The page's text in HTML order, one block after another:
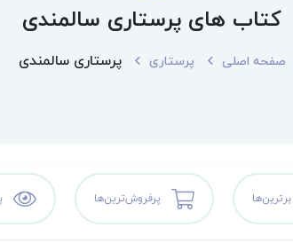
کتاب های پرستاری سالمندی
صفحه اصلی پرستاری پرستاری سالمندی
برترین‌ها پرفروش‌ترین‌ها